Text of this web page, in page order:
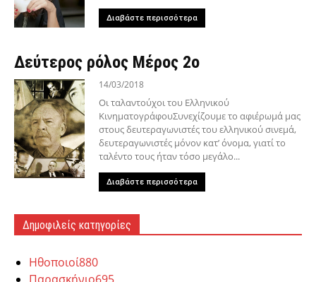
Διαβάστε περισσότερα
Δεύτερος ρόλος Μέρος 2ο
14/03/2018
Οι ταλαντούχοι του Ελληνικού
ΚινηματογράφουΣυνεχίζουμε το αφιέρωμά μας
στους δευτεραγωνιστές του ελληνικού σινεμά,
δευτεραγωνιστές μόνον κατ’ όνομα, γιατί το
ταλέντο τους ήταν τόσο μεγάλο...
Διαβάστε περισσότερα
Δημοφιλείς κατηγορίες
Hθοποιοί880